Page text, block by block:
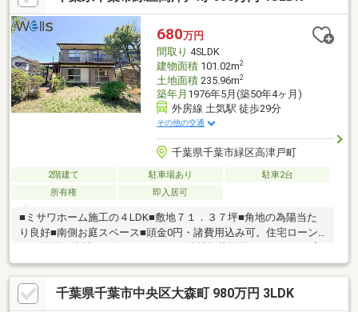
680万円
間取り 4SLDK
建物面積101.02m2
土地面積235.96m2
築年月 1976年5月(築50年4ヶ月)
外房線 土気駅 徒歩29分
その他の交通
千葉県千葉市緑区高津戸町
2階建て 駐車場あり
駐車2台
所有権
即入居可
■ミサワホーム施工の４LDK■敷地７１．３７坪■角地の為陽当た
り良好■南側お庭スペース■頭金0円・諸費用込み可。住宅ローン
内可能です。
千葉県千葉市中央区大森町 980万円 3LDK